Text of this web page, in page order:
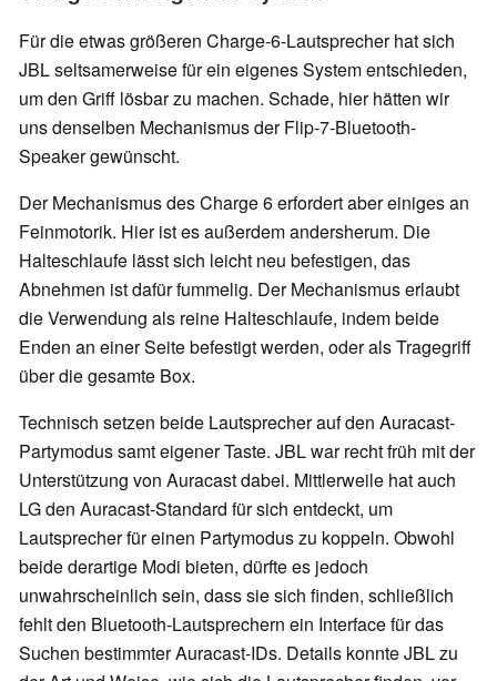
Für die etwas größeren Charge-6-Lautsprecher hat sich
JBL seltsamerweise für ein eigenes System entschieden,
um den Griff lösbar zu machen. Schade, hier hätten wir
uns denselben Mechanismus der Flip-7-Bluetooth-
Speaker gewünscht.
Der Mechanismus des Charge 6 erfordert aber einiges an
Feinmotorik. Hier ist es außerdem andersherum. Die
Halteschlaufe lässt sich leicht neu befestigen, das
Abnehmen ist dafür fummelig. Der Mechanismus erlaubt
die Verwendung als reine Halteschlaufe, indem beide
Enden an einer Seite befestigt werden, oder als Tragegriff
über die gesamte Box.
Technisch setzen beide Lautsprecher auf den Auracast-
Partymodus samt eigener Taste. JBL war recht früh mit der
Unterstützung von Auracast dabei. Mittlerweile hat auch
LG den Auracast-Standard für sich entdeckt, um
Lautsprecher für einen Partymodus zu koppeln. Obwohl
beide derartige Modi bieten, dürfte es jedoch
unwahrscheinlich sein, dass sie sich finden, schließlich
fehlt den Bluetooth-Lautsprechern ein Interface für das
Suchen bestimmter Auracast-IDs. Details konnte JBL zu